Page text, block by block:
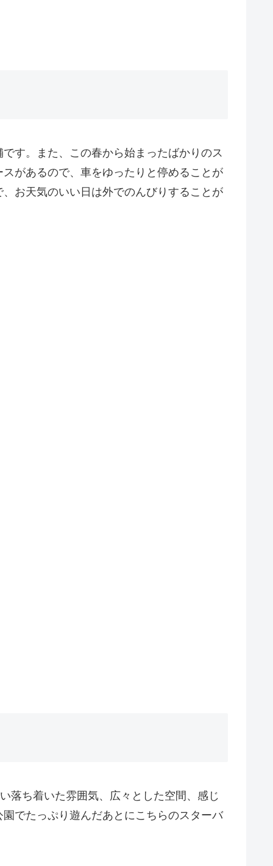
す。また、この春から始まったばかりのス
があるので、車をゆったりと停めることが
お天気のいい日は外でのんびりすることが
落ち着いた雰囲気、広々とした空間、感じ
でたっぷり遊んだあとにこちらのスターバ